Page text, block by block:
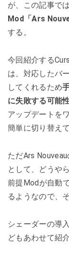
が、この記事では
Mod「Ars
する。
今回紹介する
は、対応したバ
してくれるため
に失敗する可能
アップデートを
簡単に切り替え
ただArs
として、どうや
前提Modが自動
るようなので、
シェーダーの導
どもあわせて紹介